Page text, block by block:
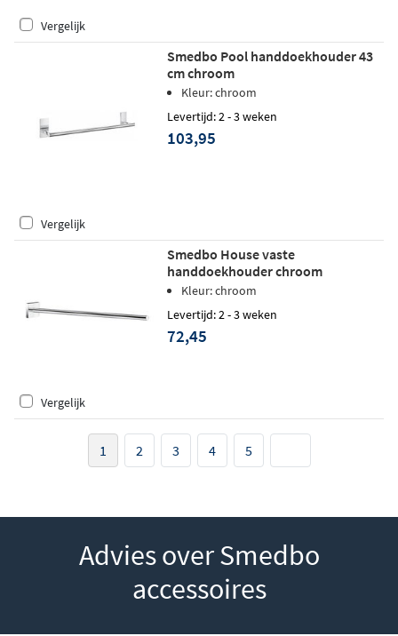
Vergelijk
Smedbo Pool handdoekhouder 43
cm chroom
Kleur: chroom
Levertijd: 2 - 3 weken
103,95
Vergelijk
Smedbo House vaste
handdoekhouder chroom
Kleur: chroom
Levertijd: 2 - 3 weken
72,45
Vergelijk
1 2 3 4 5
Advies over Smedbo
accessoires